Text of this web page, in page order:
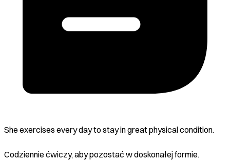
She exercises every day to stay in great physical condition.
Codziennie ćwiczy, aby pozostać w doskonałej formie.